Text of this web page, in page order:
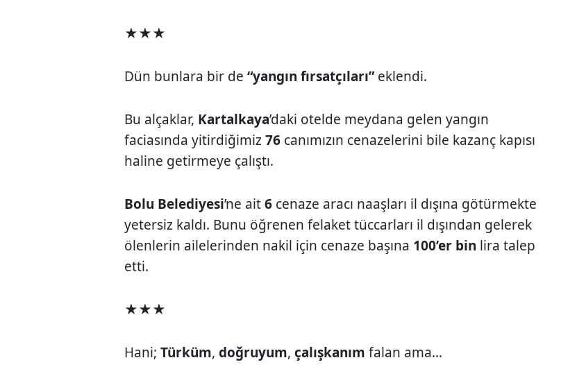
★★★
Dün bunlara bir de“yangın fırsatçıları”eklendi.
Bu alçaklar, Kartalkaya’daki otelde meydana gelen yangın
faciasında yitirdiğimiz76 canımızın cenazelerini bile kazanç kapısı
haline getirmeye çalıştı.
Bolu Belediyesi’ne ait6 cenaze aracı naaşları il dışına götürmekte
yetersiz kaldı. Bunu öğrenen felaket tüccarları il dışından gelerek
ölenlerin ailelerinden nakil için cenaze başına 100’er bin lira talep
etti.
★★★
Hani;Türküm,doğruyum,çalışkanım falan ama...